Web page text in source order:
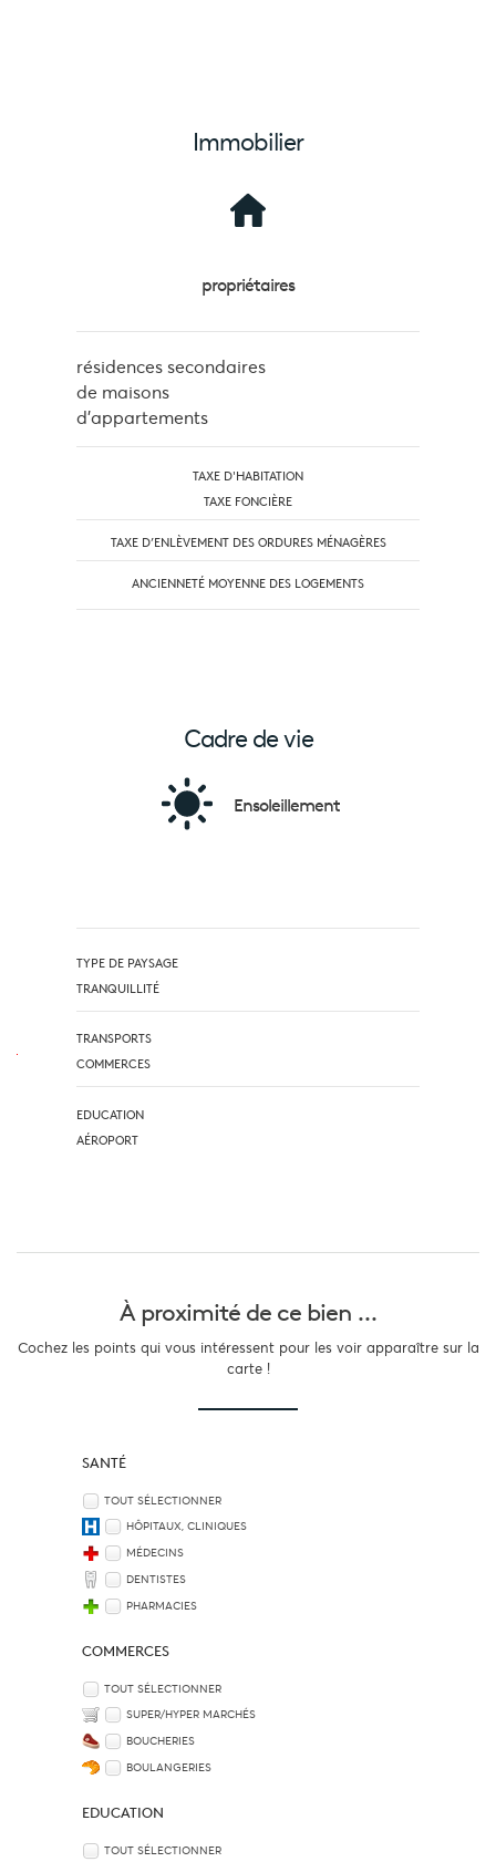
Immobilier
propriétaires
résidences secondaires
de maisons
d'appartements
TAXE D'HABITATION
TAXE FONCIÈRE
TAXE D’ENLÈVEMENT DES ORDURES MÉNAGÈRES
ANCIENNETÉ MOYENNE DES LOGEMENTS
Cadre de vie
Ensoleillement
TYPE DE PAYSAGE
TRANQUILLITÉ
TRANSPORTS
COMMERCES
EDUCATION
AÉROPORT
À proximité de ce bien ...
Cochez les points qui vous intéressent pour les voir apparaître sur la
carte !
SANTÉ
TOUT SÉLECTIONNER
HÔPITAUX, CLINIQUES
MÉDECINS
DENTISTES
PHARMACIES
COMMERCES
TOUT SÉLECTIONNER
SUPER/HYPER MARCHÉS
BOUCHERIES
BOULANGERIES
EDUCATION
TOUT SÉLECTIONNER